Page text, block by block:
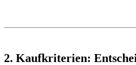
2. Kaufkriterien: